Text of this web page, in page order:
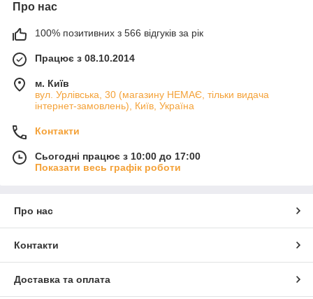
Про нас
100% позитивних з 566 відгуків за рік
Працює з 08.10.2014
м. Київ
вул. Урлівська, 30 (магазину НЕМАЄ, тільки видача
інтернет-замовлень), Київ, Україна
Контакти
Сьогодні працює з 10:00 до 17:00
Показати весь графік роботи
Про нас
Контакти
Доставка та оплата